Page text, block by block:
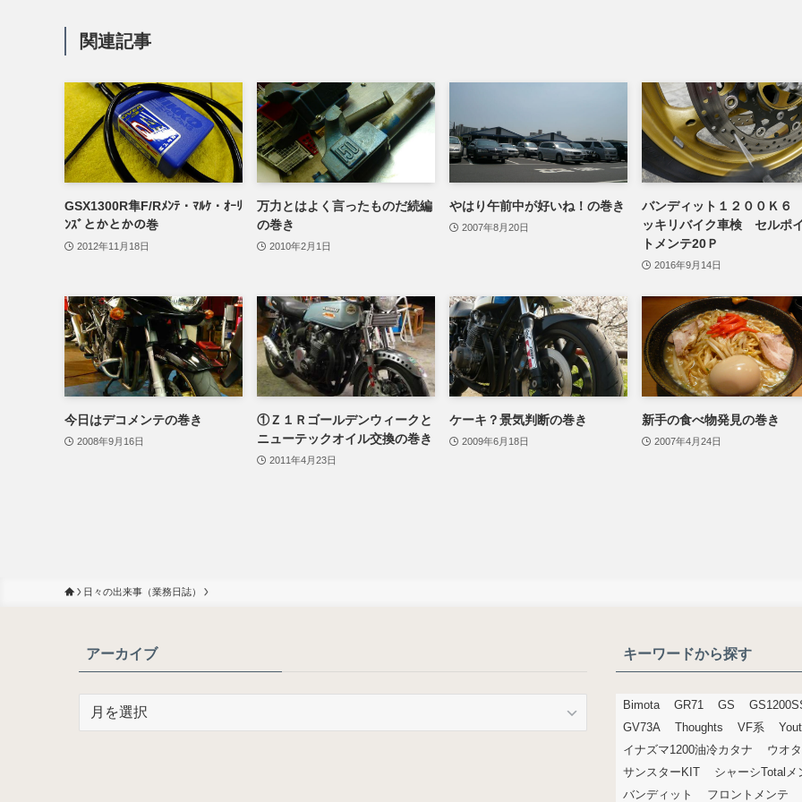
関連記事
GSX1300R隼F/Rﾒﾝﾃ・ﾏﾙｹ・ｵｰﾘ
ﾝｽﾞとかとかの巻
2012年11月18日
万力とはよく言ったものだ続編
の巻き
2010年2月1日
やはり午前中が好いね！の巻き
2007年8月20日
バンディット１２００Ｋ
ッキリバイク車検 セルポ
トメンテ20Ｐ
2016年9月14日
今日はデコメンテの巻き
2008年9月16日
①Ｚ１Ｒゴールデンウィークと
ニューテックオイル交換の巻き
2011年4月23日
ケーキ？景気判断の巻き
2009年6月18日
新手の食べ物発見の巻き
2007年4月24日
日々の出来事（業務日誌）
アーカイブ キーワードから探す
Bimota GR71 GS
GV73A
Thoughts VF系
イナズマ1200油冷カタナ
ウオ
サンスターKIT
シャーシTotalメ
バンディット
フロントメンテ